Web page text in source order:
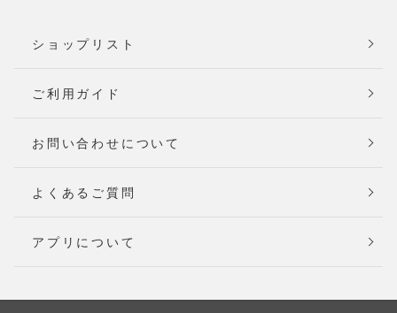
ショップリスト
ご利用ガイド
お問い合わせについて
よくあるご質問
アプリについて